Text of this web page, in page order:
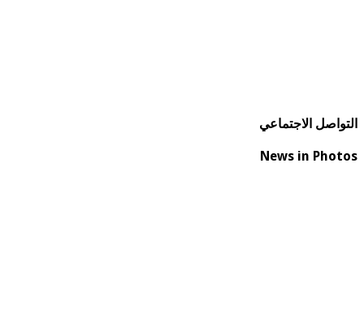
التواصل الاجتماعي
News in Photos